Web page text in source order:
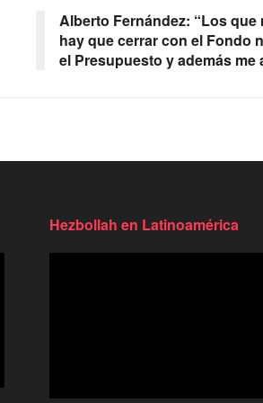
Alberto Fernández: “Los que
hay que cerrar con el Fondo
el Presupuesto y además me
Hezbollah en Latinoamérica